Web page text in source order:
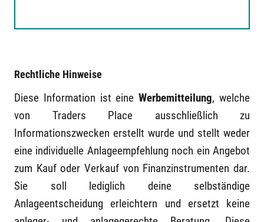
Rechtliche Hinweise
Diese Information ist eineWerbemitteilung, welche
von Traders Place ausschließlich zu
Informationszwecken erstellt wurde und stellt weder
eine individuelle Anlageempfehlung noch ein Angebot
zum Kauf oder Verkauf von Finanzinstrumenten dar.
Sie soll lediglich deine selbständige
Anlageentscheidung erleichtern und ersetzt keine